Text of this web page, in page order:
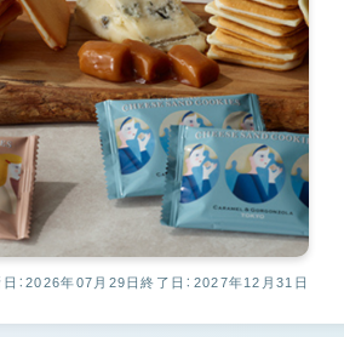
日：2026年07月29日終了日：2027年12月31日